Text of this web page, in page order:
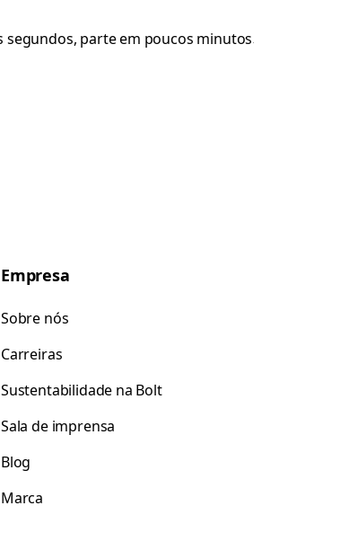
Empresa
Sobre nós
Carreiras
Sustentabilidade na Bolt
Sala de imprensa
Blog
Marca